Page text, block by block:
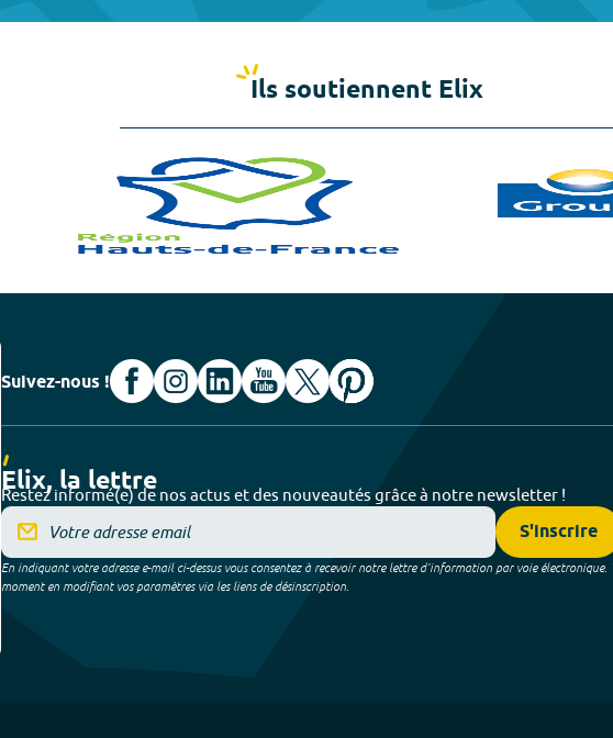
Ils soutiennent Elix
Suivez-nous !
Elix, la lettre
Restez informé(e) de nos actus et des nouveautés grâce à notre newsletter !
S'inscrire
En indiquant votre adresse e-mail ci-dessus vous consentez à recevoir notre lettre d’information par voie électronique.
moment en modifiant vos paramètres via les liens de désinscription.